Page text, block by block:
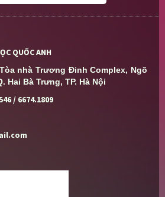
QUỐC ANH
Tòa nhà Trương Đinh Complex, Ngõ
Hai Bà Trưng, TP. Hà Nội
/ 6674.1809